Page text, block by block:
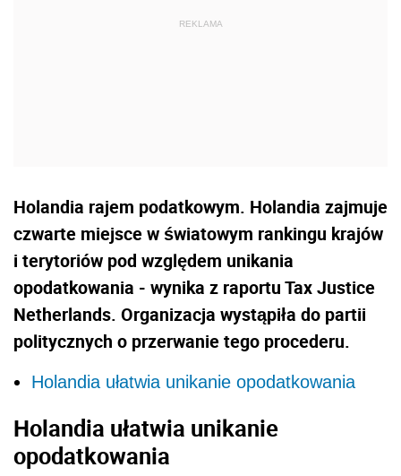
Holandia rajem podatkowym. Holandia zajmuje
czwarte miejsce w światowym rankingu krajów
i terytoriów pod względem unikania
opodatkowania - wynika z raportu Tax Justice
Netherlands. Organizacja wystąpiła do partii
politycznych o przerwanie tego procederu.
Holandia ułatwia unikanie opodatkowania
Holandia ułatwia unikanie
opodatkowania